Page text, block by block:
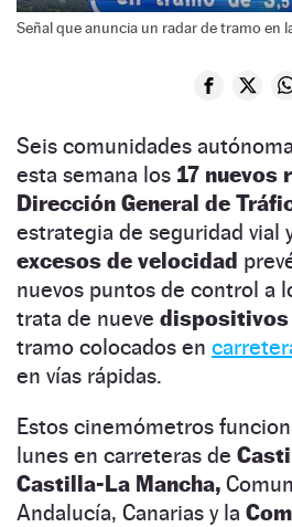
Señal que anuncia un radar de tramo en
Seis comunidades
esta semana los 17 nuevos
Dirección General de
estrategia de seguridad vial
excesos de velocidad
nuevos puntos de control a
trata de nueve
tramo colocados en
en vías rápidas.
Estos cinemómetros
lunes en carreteras de
Castilla-La Mancha,
Andalucía, Canarias y la